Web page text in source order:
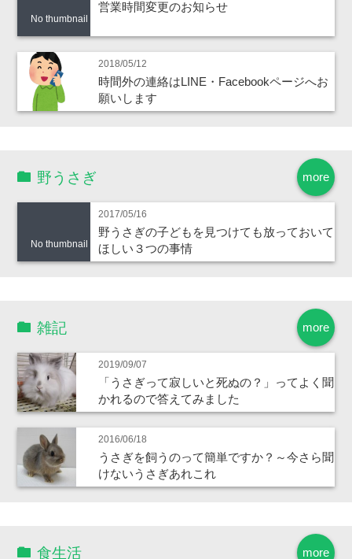
No thumbnail
営業時間変更のお知らせ
2018/05/12
時間外の連絡はLINE・Facebookページへお
願いします
more
野うさぎ
No thumbnail
2017/05/16
野うさぎの子どもを見つけても放っておいて
ほしい３つの事情
more
雑記
2019/09/07
「うさぎって寂しいと死ぬの？」ってよく聞
かれるので答えてみました
2016/06/18
うさぎを飼うのって簡単ですか？～今さら聞
けないうさぎあれこれ
more
食生活